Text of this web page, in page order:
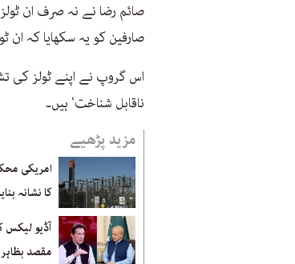
صائم رضا نے نہ صرف ان ٹولز
صارفین کو یہ سکھایا کہ ان
اس گروپ نے اپنے ٹولز کی
ناقابل شناخت‘ ہیں۔
مزید پڑھیے
امریکی
کا نشانہ
آڈیو لیکس
مقصد